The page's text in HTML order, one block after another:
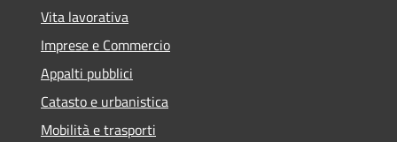
Vita lavorativa
Imprese e Commercio
Appalti pubblici
Catasto e urbanistica
Mobilità e trasporti